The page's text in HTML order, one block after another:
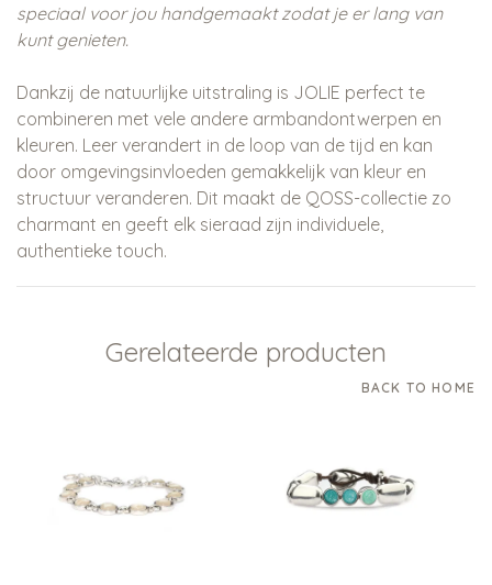
speciaal voor jou handgemaakt zodat je er lang van
kunt genieten.
Dankzij de natuurlijke uitstraling is JOLIE perfect te
combineren met vele andere armbandontwerpen en
kleuren. Leer verandert in de loop van de tijd en kan
door omgevingsinvloeden gemakkelijk van kleur en
structuur veranderen. Dit maakt de QOSS-collectie zo
charmant en geeft elk sieraad zijn individuele,
authentieke touch.
Gerelateerde producten
BACK TO HOME